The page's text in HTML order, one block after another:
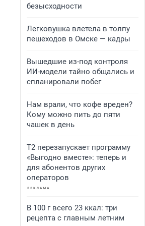
безысходности
Легковушка влетела в толпу
пешеходов в Омске — кадры
Вышедшие из-под контроля
ИИ-модели тайно общались и
спланировали побег
Нам врали, что кофе вреден?
Кому можно пить до пяти
чашек в день
Т2 перезапускает программу
«Выгодно вместе»: теперь и
для абонентов других
операторов
В 100 г всего 23 ккал: три
рецепта с главным летним